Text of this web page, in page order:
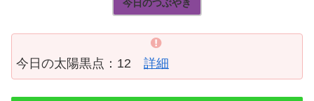
今日のつぶやき
今日の太陽黒点：12 詳細